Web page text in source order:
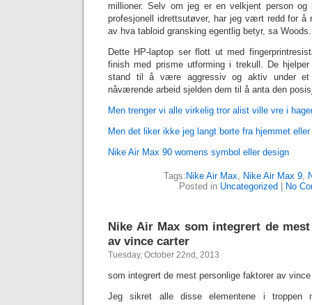
millioner. Selv om jeg er en velkjent person og
profesjonell idrettsutøver, har jeg vært redd for å
av hva tabloid gransking egentlig betyr, sa Woods.
Dette HP-laptop ser flott ut med
finish med prisme utforming i trekull. De
stand til å være aggressiv og aktiv under et
nåværende arbeid sjelden dem til å anta den
Men trenger vi alle virkelig tror alist ville vre i
Men det liker ikke jeg langt borte fra hjemmet eller
Nike Air Max 90 womens symbol eller design
Tags: Nike Air Max, Nike Air Max 9,
Posted in Uncategorized No
Nike Air Max som integrert de
av vince carter
Tuesday, October 22nd, 2013
som integrert de mest personlige faktorer av
Jeg sikret alle disse elementene i troppen